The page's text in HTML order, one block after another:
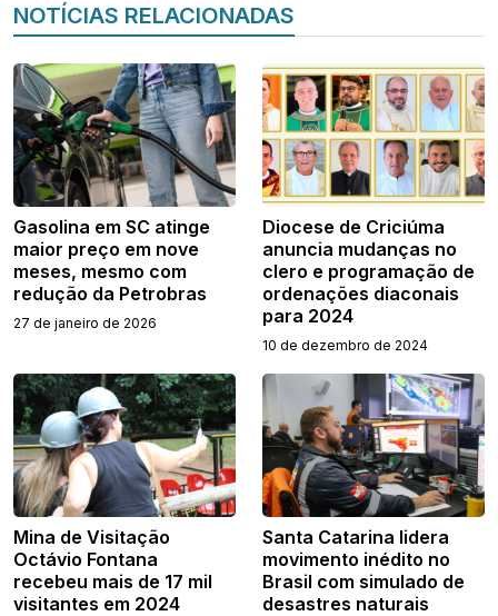
NOTÍCIAS RELACIONADAS
Gasolina em SC atinge
maior preço em nove
meses, mesmo com
redução da Petrobras
27 de janeiro de 2026
Diocese de Criciúma
anuncia mudanças no
clero e programação de
ordenações diaconais
para 2024
10 de dezembro de 2024
Mina de Visitação
Octávio Fontana
recebeu mais de 17 mil
visitantes em 2024
Santa Catarina lidera
movimento inédito no
Brasil com simulado de
desastres naturais